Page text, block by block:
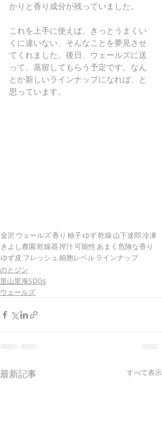
かりと香り成分が残っていました。
これを上手に使えば、きっとうまくい
くに違いない、そんなことを夢見させ
てくれました。後日、ウェールズに送
って、蒸留してもらう予定です。なん
とか新しいラインナップになれば、と
思っています。
金沢 ウェールズ香り 柚子 ゆず乾燥 山下達郎冷凍
きよし農園乾燥器搾汁可能性 あまく危険な香り
ゆず皮 フレッシュ 細胞レベルラインナップ
のとジン
里山里海SDGs
ウェールズ
最新記事 すべて表示